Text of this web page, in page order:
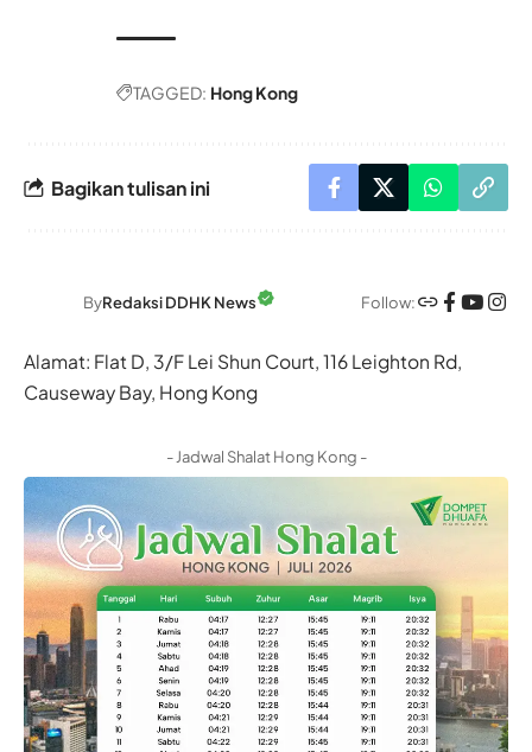
TAGGED: Hong Kong
Bagikan tulisan ini
ByRedaksi DDHK News Follow:
Alamat: Flat D, 3/F Lei Shun Court, 116 Leighton Rd,
Causeway Bay, Hong Kong
- Jadwal Shalat Hong Kong -